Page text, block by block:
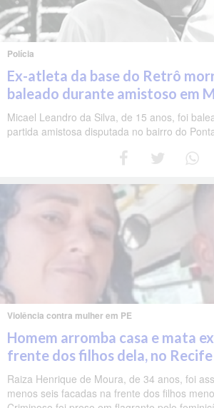
Polícia
Ex-atleta da base do Retrô
baleado durante amistoso em
Micael Leandro da Silva, de 15 anos, foi
partida amistosa disputada no bairro do
Violência contra mulher em PE
Homem arromba casa e mata
frente dos filhos dela, no Recife
Raiza Henrique de Moura, de 34 anos, foi
menos seis facadas na frente dos filhos